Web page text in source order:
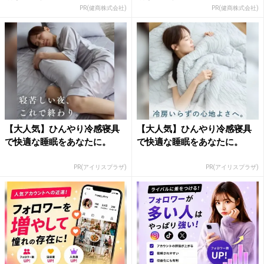
PR(健商株式会社) PR(健商株式会社)
【大人気】ひんやり冷感寝具
で快適な睡眠をあなたに。
PR(アイリスプラザ)
【大人気】ひんやり冷感寝具
で快適な睡眠をあなたに。
PR(アイリスプラザ)